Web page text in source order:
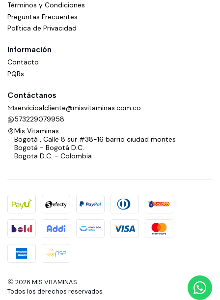
Términos y Condiciones
Preguntas Frecuentes
Política de Privacidad
Información
Contacto
PQRs
Contáctanos
servicioalcliente@misvitaminas.com.co
573229079958
Mis Vitaminas
Bogotá , Calle 8 sur #38-16 barrio ciudad montes
Bogotá - Bogotá D.C.
Bogota D.C. - Colombia
2026 MIS VITAMINAS.
Todos los derechos reservados